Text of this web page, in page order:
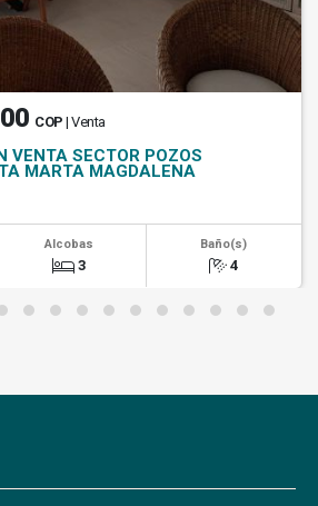
COP | Venta
VENTA SECTOR POZOS
MARTA MAGDALENA
Alcobas
3
Baño(s)
4